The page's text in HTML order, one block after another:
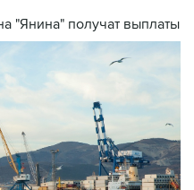
"Янина" получат выплаты